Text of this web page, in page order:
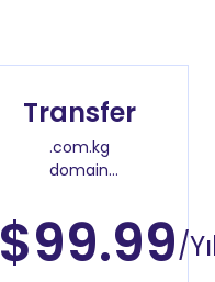
Transfer
.com.kg
domain
$99.99/